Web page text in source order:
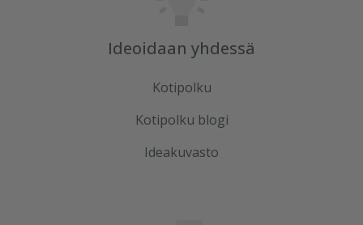
Ideoidaan yhdessä
Kotipolku
Kotipolku blogi
Ideakuvasto